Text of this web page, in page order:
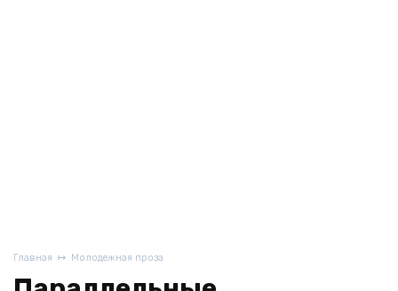
Главная Молодежная проза